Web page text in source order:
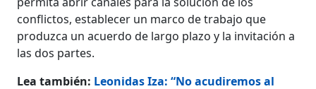
conflictos, establecer un marco de trabajo que
produzca un acuerdo de largo plazo y la invitación a
las dos partes.
Lea también: Leonidas Iza: “No acudiremos al